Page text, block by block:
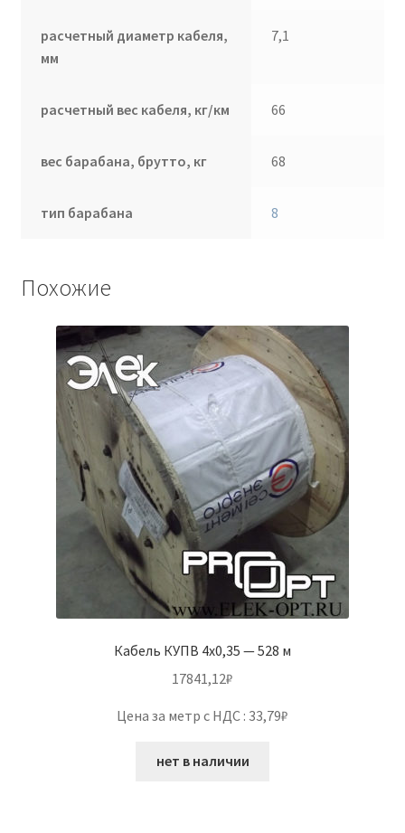
расчетный диаметр кабеля,
мм
7,1
расчетный вес кабеля, кг/км 66
вес барабана, брутто, кг 68
тип барабана 8
Похожие
Кабель КУПВ 4х0,35 — 528 м
17841,12₽
Цена за метр с НДС : 33,79₽
нет в наличии